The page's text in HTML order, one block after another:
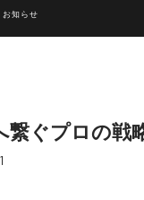
お知らせ
ぐプロの戦